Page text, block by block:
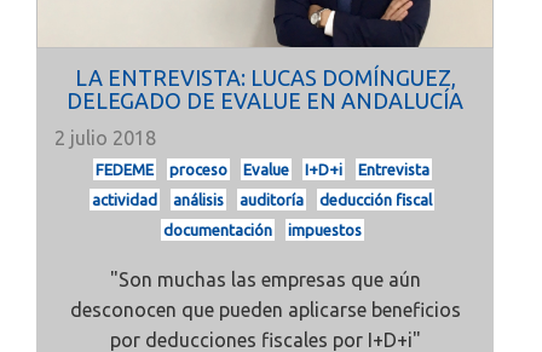
LA ENTREVISTA: LUCAS DOMÍNGUEZ,
DELEGADO DE EVALUE EN ANDALUCÍA
2 julio 2018
FEDEME proceso Evalue I+D+i
Entrevista
actividad
análisis auditoría
deducción fiscal
documentación
impuestos
"Son muchas las empresas que aún
desconocen que pueden aplicarse beneficios
por deducciones fiscales por I+D+i"